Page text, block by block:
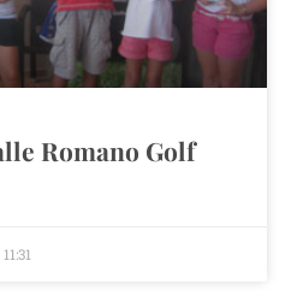
Romano Golf
11:31